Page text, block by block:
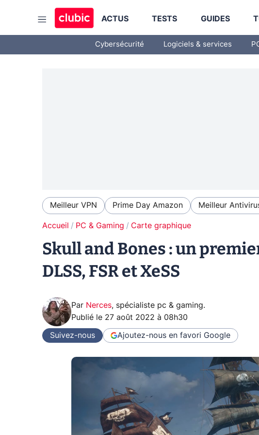
ACTUS TESTS GUIDES
Cybersécurité Logiciels & services
Meilleur VPN Prime Day Amazon Meilleur
Accueil PC & Gaming Carte graphique
Skull and Bones : un
DLSS, FSR et XeSS
Par Nerces, spécialiste pc & gaming.
Publié le 27 août 2022 à 08h30
Suivez-nous Ajoutez-nous en favori Google